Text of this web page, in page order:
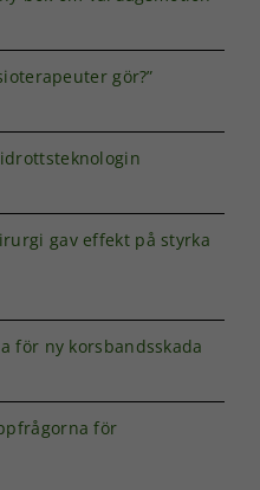
gör?”
gav effekt på styrka
för ny korsbandsskada
för
från
Genom att dela
med dig av dina
chansen att få se